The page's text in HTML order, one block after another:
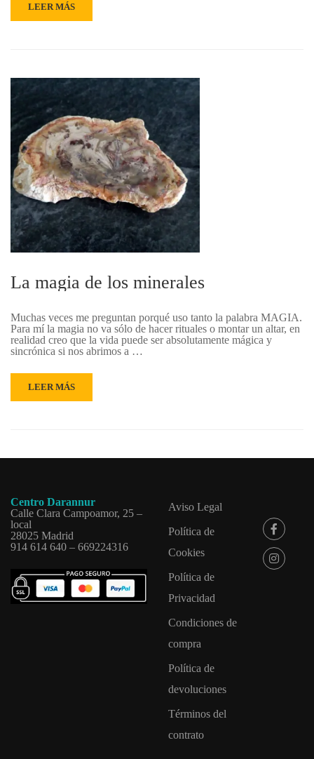
LEER MÁS
La magia de los minerales
Muchas veces me preguntan porqué uso tanto la palabra MAGIA.
Para mí la magia no va sólo de hacer rituales o montar un altar, en
realidad creo que la vida puede ser absolutamente mágica y
sincrónica si nos abrimos a …
LEER MÁS
Centro Darannur
Calle Clara Campoamor, 25 –
local
28025 Madrid
914 614 640 – 669224316
Aviso Legal
Política de
Cookies
Política de
Privacidad
Condiciones de
compra
Política de
devoluciones
Términos del
contrato